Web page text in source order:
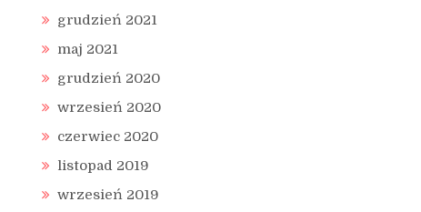
grudzień 2021
maj 2021
grudzień 2020
wrzesień 2020
czerwiec 2020
listopad 2019
wrzesień 2019